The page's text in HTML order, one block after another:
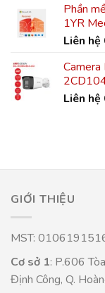
Phần
1YR
Liên
Liên
GIỚI THIỆU
MST:
Cơ sở 1: P.606
Định Công, Q.